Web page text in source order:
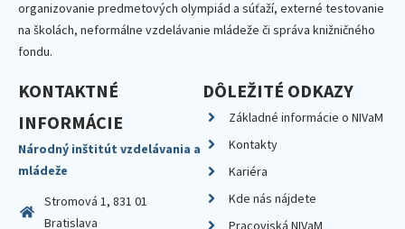
organizovanie predmetových olympiád a súťaží, externé testovanie
na školách, neformálne vzdelávanie mládeže či správa knižničného
fondu.
KONTAKTNÉ
INFORMÁCIE
Národný inštitút vzdelávania a
mládeže
Stromová 1, 831 01
Bratislava
DÔLEŽITÉ ODKAZY
Základné informácie o NIVaM
Kontakty
Kariéra
Kde nás nájdete
Pracoviská NIVaM